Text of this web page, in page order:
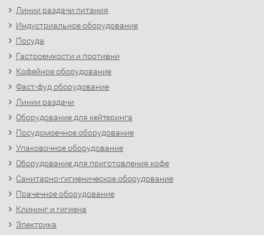
Линии раздачи питания
Индустриальное оборудование
Посуда
Гастроемкости и противни
Кофейное оборудование
Фаст-фуд оборудование
Линии раздачи
Оборудование для кейтеринга
Посудомоечное оборудование
Упаковочное оборудование
Оборудование для приготовления кофе
Санитарно-гигиеническое оборудование
Прачечное оборудование
Клининг и гигиена
Электрика